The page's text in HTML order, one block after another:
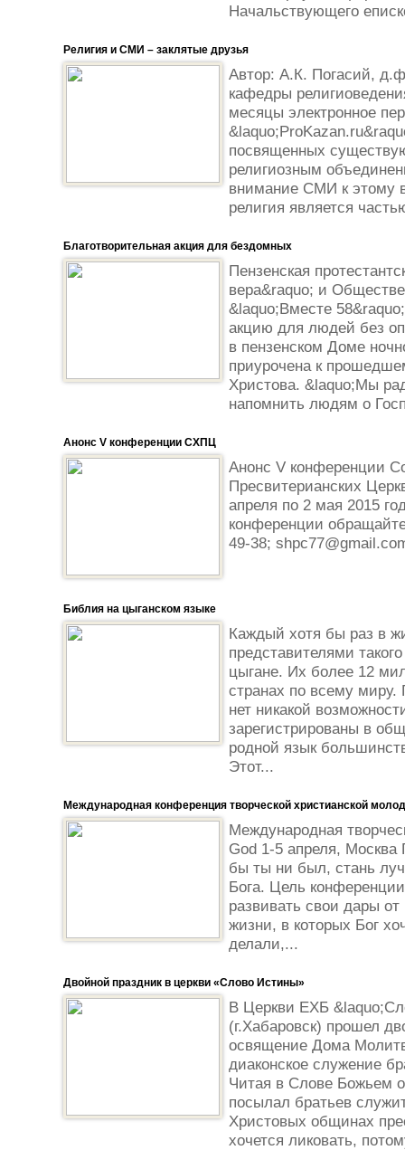
Начальствующего
Религия и СМИ – заклятые друзья
Автор: А.К. Погасий,
кафедры
месяцы электронное
посвященных
религиозным
внимание СМИ к этому
религия является
Благотворительная акция для бездомных
Пензенская
вера&raquo; и
&laquo;Вместе
акцию для людей без
в пензенском Доме
приурочена к
Христова. &laquo;Мы
напомнить людям о
Анонс V конференции СХПЦ
Анонс V конференции
Пресвитерианских
апреля по 2 мая 2015
конференции
49-38;
Библия на цыганском языке
Каждый хотя бы раз в
представителями
цыгане. Их более 12
странах по всему миру.
нет никакой
зарегистрированы в
родной язык
Этот...
Международная конференция творческой христианской
Международная
God 1-5 апреля,
бы ты ни был, стань
Бога. Цель
развивать свои дары
жизни, в которых Бог
делали,...
Двойной праздник в церкви «Слово Истины»
В Церкви ЕХБ
(г.Хабаровск) прошел
освящение Дома
диаконское служение
Читая в Слове Божьем
посылал братьев
Христовых общинах
хочется ликовать,